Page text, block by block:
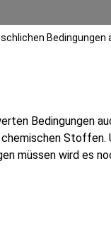
Bedingungen
Bedingungen
Stoffen.
müssen wird es